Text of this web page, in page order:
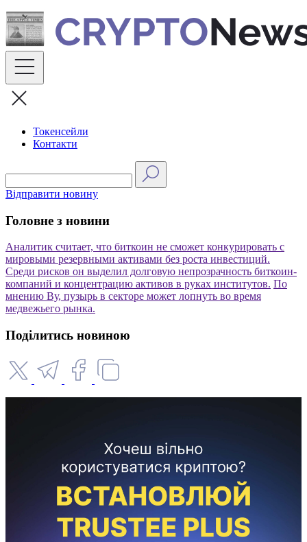
Skip
to
content
Токенсейли
Контакти
Відправити новину
Головне з новини
Аналитик считает, что биткоин не сможет конкурировать с
мировыми резервными активами без роста инвестиций.
Среди рисков он выделил долговую непрозрачность биткоин-
компаний и концентрацию активов в руках институтов. По
мнению Ву, пузырь в секторе может лопнуть во время
медвежьего рынка.
Поділитись новиною